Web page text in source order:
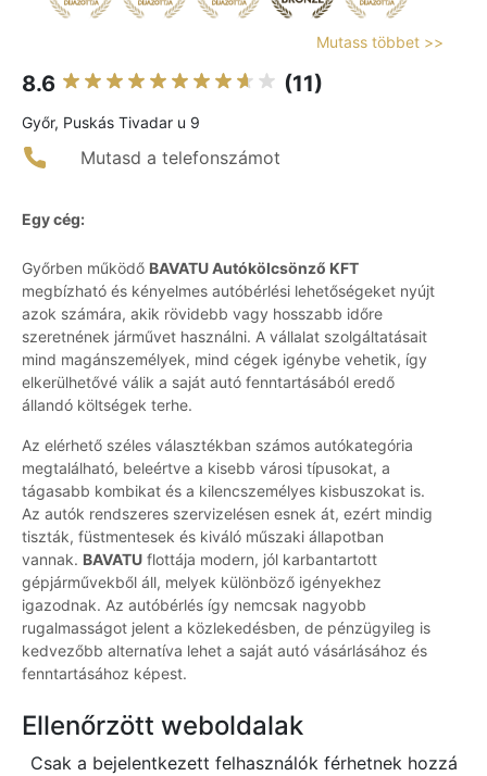
Mutass többet >>
8.6 (11)
Győr, Puskás Tivadar u 9
Mutasd a telefonszámot
Egy cég:
Győrben működő BAVATU Autókölcsönző KFT
megbízható és kényelmes autóbérlési lehetőségeket nyújt
azok számára, akik rövidebb vagy hosszabb időre
szeretnének járművet használni. A vállalat szolgáltatásait
mind magánszemélyek, mind cégek igénybe vehetik, így
elkerülhetővé válik a saját autó fenntartásából eredő
állandó költségek terhe.
Az elérhető széles választékban számos autókategória
megtalálható, beleértve a kisebb városi típusokat, a
tágasabb kombikat és a kilencszemélyes kisbuszokat is.
Az autók rendszeres szervizelésen esnek át, ezért mindig
tiszták, füstmentesek és kiváló műszaki állapotban
vannak. BAVATU flottája modern, jól karbantartott
gépjárművekből áll, melyek különböző igényekhez
igazodnak. Az autóbérlés így nemcsak nagyobb
rugalmasságot jelent a közlekedésben, de pénzügyileg is
kedvezőbb alternatíva lehet a saját autó vásárlásához és
fenntartásához képest.
Ellenőrzött weboldalak
Csak a bejelentkezett felhasználók férhetnek hozzá